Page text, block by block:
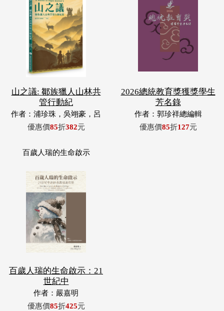
山之議: 鄒族獵人山林共
管行動紀
作者：浦珍珠，吳翊豪，呂
翊齊，張惠東，許玉青，王
優惠價85折382元
2026總統教育獎獲獎學生
芳名錄
作者：郭珍祥總編輯
優惠價85折127元
百歲人瑞的生命啟示
百歲人瑞的生命啟示：21
世紀中
作者：嚴嘉明
優惠價85折425元